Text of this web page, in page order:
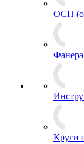
ОСП
Фанера
Круги